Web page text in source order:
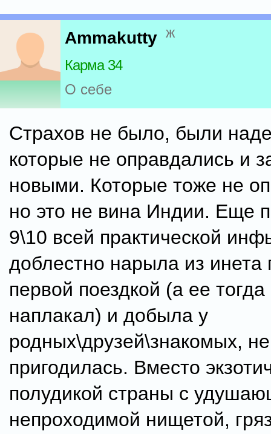
Ammakutty ж
Карма 34
О себе
Страхов не было, были
которые не оправдались и
новыми. Которые тоже не
но это не вина Индии. Еще
9\10 всей практической
доблестно нарыла из инета
первой поездкой (а ее тогда
наплакал) и добыла у
родных\друзей\знакомых, не
пригодилась. Вместо
полудикой страны с
непроходимой нищетой,